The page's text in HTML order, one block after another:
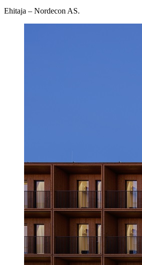
Ehitaja – Nordecon AS.